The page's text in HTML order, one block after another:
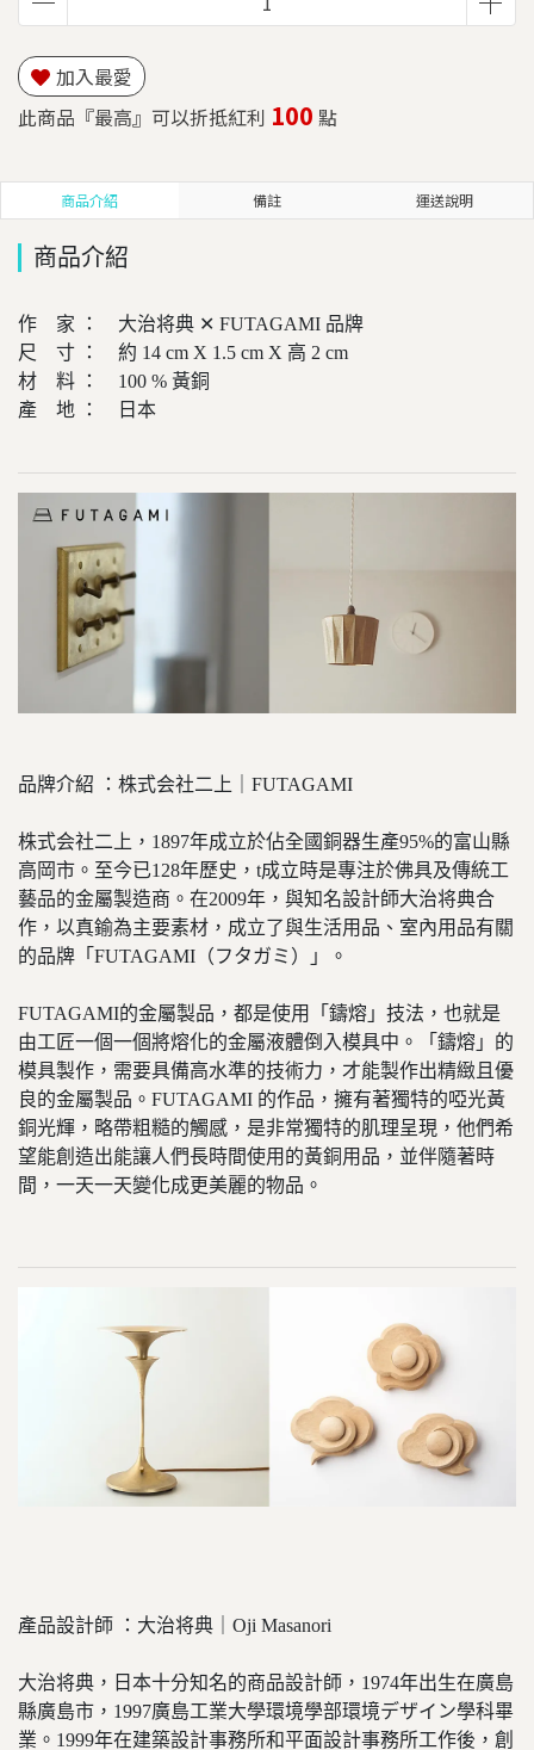
加入最愛
此商品『最高』可以折抵紅利 100 點
商品介紹 備註 運送說明
商品介紹
作 家 ： 大治将典 ✕ FUTAGAMI 品牌
尺 寸 ： 約 14 cm X 1.5 cm X 高 2 cm
材 料 ： 100 % 黃銅
產 地 ： 日本
品牌介紹 ：株式会社二上｜FUTAGAMI
株式会社二上，1897年成立於佔全國銅器生產95%的富山縣
高岡市。至今已128年歷史，t成立時是專注於佛具及傳統工
藝品的金屬製造商。在2009年，與知名設計師大治将典合
作，以真鍮為主要素材，成立了與生活用品、室內用品有關
的品牌「FUTAGAMI（フタガミ）」。
FUTAGAMI的金屬製品，都是使用「鑄熔」技法，也就是
由工匠一個一個將熔化的金屬液體倒入模具中。「鑄熔」的
模具製作，需要具備高水準的技術力，才能製作出精緻且優
良的金屬製品。FUTAGAMI 的作品，擁有著獨特的啞光黃
銅光輝，略帶粗糙的觸感，是非常獨特的肌理呈現，他們希
望能創造出能讓人們長時間使用的黃銅用品，並伴隨著時
間，一天一天變化成更美麗的物品。
產品設計師 ：大治将典｜Oji Masanori
大治将典，日本十分知名的商品設計師，1974年出生在廣島
縣廣島市，1997廣島工業大學環境學部環境デザイン學科畢
業。1999年在建築設計事務所和平面設計事務所工作後，創